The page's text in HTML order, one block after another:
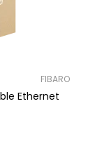
FIBARO
Ethernet